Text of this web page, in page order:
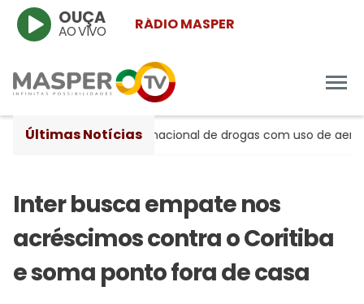
RÁDIO MASPER
OUÇA
AO VIVO
Últimas Notícias
de tráfico internacional de drogas com uso de
Inter busca empate nos
acréscimos contra o Coritiba
e soma ponto fora de casa